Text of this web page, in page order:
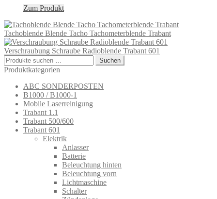
Zum Produkt
Tachoblende Blende Tacho Tachometerblende Trabant
Verschraubung Schraube Radioblende Trabant 601
Suchen
nach:
Suchen
Produktkategorien
ABC SONDERPOSTEN
B1000 / B1000-1
Mobile Laserreinigung
Trabant 1.1
Trabant 500/600
Trabant 601
Elektrik
Anlasser
Batterie
Beleuchtung hinten
Beleuchtung vorn
Lichtmaschine
Schalter